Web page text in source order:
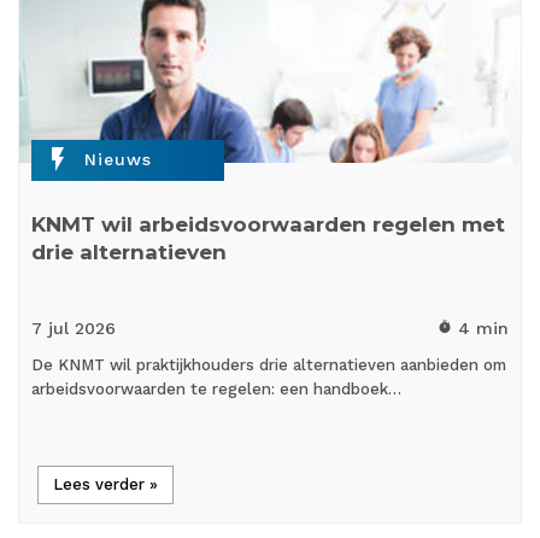
flash_on Nieuws
KNMT wil arbeidsvoorwaarden regelen met
drie alternatieven
7 jul 2026 timer 4 min
De KNMT wil praktijkhouders drie alternatieven aanbieden om
arbeidsvoorwaarden te regelen: een handboek…
Lees verder »